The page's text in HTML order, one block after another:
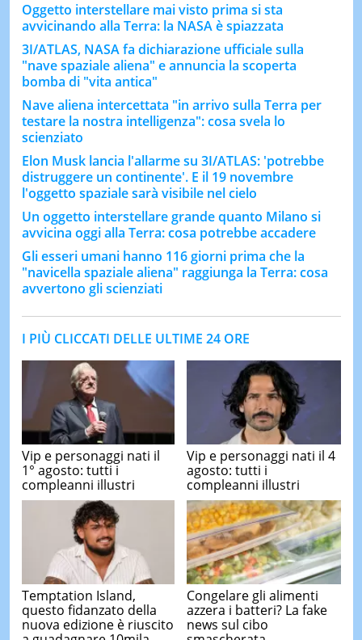
Oggetto interstellare mai visto prima si sta
avvicinando alla Terra: la NASA è spiazzata
3I/ATLAS, NASA fa dichiarazione ufficiale sulla
"nave spaziale aliena" e annuncia la scoperta
bomba di "vita antica"
Nave aliena intercettata "in arrivo sulla Terra per
testare la nostra intelligenza": cosa svela lo
scienziato
Elon Musk lancia l'allarme su 3I/ATLAS: 'potrebbe
distruggere un continente'. E il 19 novembre
l'oggetto spaziale sarà visibile nel cielo
Un oggetto interstellare grande quanto Milano si
avvicina oggi alla Terra: cosa potrebbe accadere
Gli esseri umani hanno 116 giorni prima che la
"navicella spaziale aliena" raggiunga la Terra: cosa
avvertono gli scienziati
I PIÙ CLICCATI DELLE ULTIME 24 ORE
Vip e personaggi nati il
1° agosto: tutti i
compleanni illustri
Vip e personaggi nati il 4
agosto: tutti i
compleanni illustri
Temptation Island,
questo fidanzato della
nuova edizione è riuscito
Congelare gli alimenti
azzera i batteri? La fake
news sul cibo